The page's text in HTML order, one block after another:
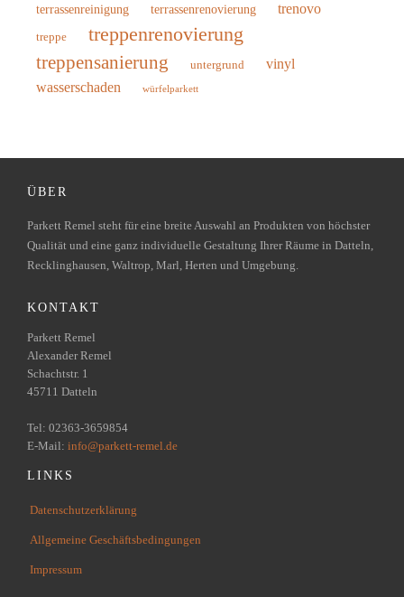
terrassenreinigung terrassenrenovierung trenovo
treppe treppenrenovierung
treppensanierung untergrund
vinyl
wasserschaden
würfelparkett
ÜBER
Parkett Remel steht für eine breite Auswahl an Produkten von höchster
Qualität und eine ganz individuelle Gestaltung Ihrer Räume in Datteln,
Recklinghausen, Waltrop, Marl, Herten und Umgebung.
KONTAKT
Parkett Remel
Alexander Remel
Schachtstr. 1
45711 Datteln
Tel: 02363-3659854
E-Mail: info@parkett-remel.de
LINKS
Datenschutzerklärung
Allgemeine Geschäftsbedingungen
Impressum